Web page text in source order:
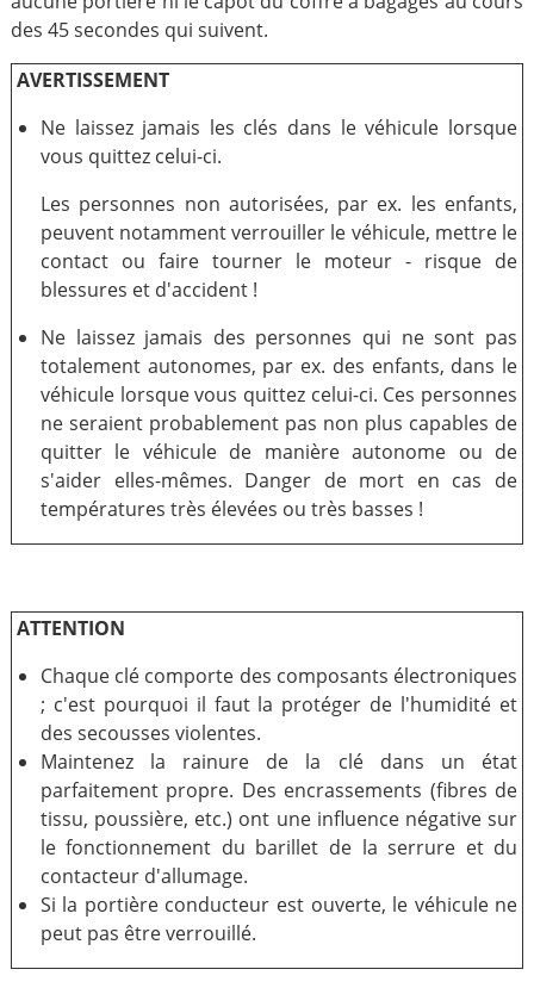
des 45 secondes qui suivent.
AVERTISSEMENT
Ne laissez jamais les clés dans le véhicule lorsque
vous quittez celui-ci.
Les personnes non autorisées, par ex. les enfants,
peuvent notamment verrouiller le véhicule, mettre le
contact ou faire tourner le moteur - risque de
blessures et d'accident !
Ne laissez jamais des personnes qui ne sont pas
totalement autonomes, par ex. des enfants, dans le
véhicule lorsque vous quittez celui-ci. Ces personnes
ne seraient probablement pas non plus capables de
quitter le véhicule de manière autonome ou de
s'aider elles-mêmes. Danger de mort en cas de
températures très élevées ou très basses !
ATTENTION
Chaque clé comporte des composants électroniques
; c'est pourquoi il faut la protéger de l'humidité et
des secousses violentes.
Maintenez la rainure de la clé dans un état
parfaitement propre. Des encrassements (fibres de
tissu, poussière, etc.) ont une influence négative sur
le fonctionnement du barillet de la serrure et du
contacteur d'allumage.
Si la portière conducteur est ouverte, le véhicule ne
peut pas être verrouillé.